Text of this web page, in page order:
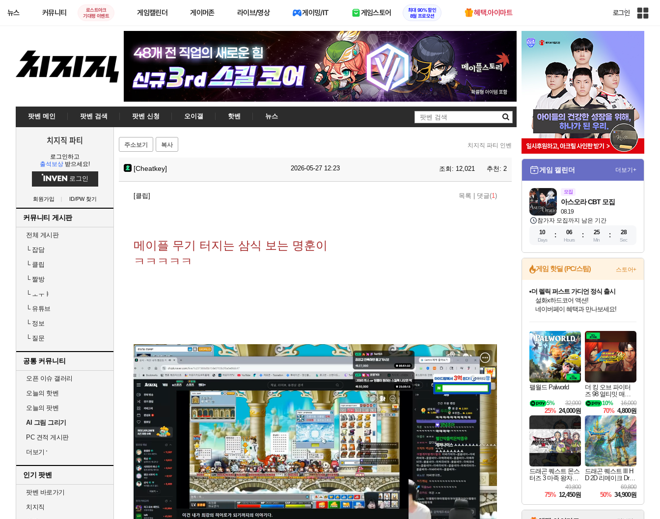
뉴스 커뮤니티
로스트아크
기대평 이벤트
게임캘린더 게이머존 라이브/영상 게이밍/IT 게임스토어
최대 90% 할인
8월 프로모션
혜택.아이마트 로그인
인
팟벤 메인 팟벤 검색 팟벤 신청 오이갤 핫벤
뉴스
검
치지직 파티
로그인하고
출석보상 받으세요!
로그인
회원가입 ID/PW 찾기
커뮤니티 게시판
전체 게시판
└잡담
└클립
└짤방
└ㅗㅜㅑ
└유튜브
└정보
└질문
공통 커뮤니티
오픈 이슈 갤러리
오늘의 핫벤
오늘의 팟벤
AI 그림 그리기
PC 견적 게시판
더보기
인기 팟벤
팟벤 바로가기
치지직
주소보기 복사 치지직 파티 인벤
[Cheatkey] 2026-05-27 12:23 조회: 12,021 추천: 2
[클립] 목록 댓글(1)
메이플 무기 터지는 삼식 보는 명훈이
ㅋㅋㅋㅋㅋ
게임 캘린더 더보기+
모집
08.19
아스오라 CBT 모집
참가자 모집까지 남은 기간
10
Days
06
Hours
25
Min
27
Sec
게임 핫딜 (PC/스팀) 스토어+
최대 90% 할인가를 만나보세요!
네이버혜택과 함께 만나보세요!
50%할인&추가 적립까지!
네이버 포인트 혜택까지!
이니&베니 혜택까지!
네이버 혜택가와 함께 예약하세요!
할인&네이버혜택으로 만나보세요!
더 렐릭 퍼스트 가디언 정식 출시
설화x하드코어 액션!
네이버페이 혜택과 만나보세요!
40주년 프로모션으로 만나보세요!
할인가에 만나보세요!
일부 에디션 상시 할인!
혜택으로 예약 판매 중
편안하게 충전하세요
팰월드 Palworld
32,000
5%
25% 24,000원
더 킹 오브 파이터
즈 98 얼티밋 매치
파이널 에디션 THE
KING OF FIGHTER
S 98 ULTIMATE MA
TCH FINAL EDITIO
N
16,000
10%
70% 4,800원
드래곤 퀘스트 몬스
터즈 3 마족 왕자와
엘프의 여행 Dragon
Quest Monsters The
Dark Prince
49,800
75% 12,450원
드래곤 퀘스트 III H
D 2D 리메이크 Drag
on Quest III HD 2D R
emake
69,800
50% 34,900원